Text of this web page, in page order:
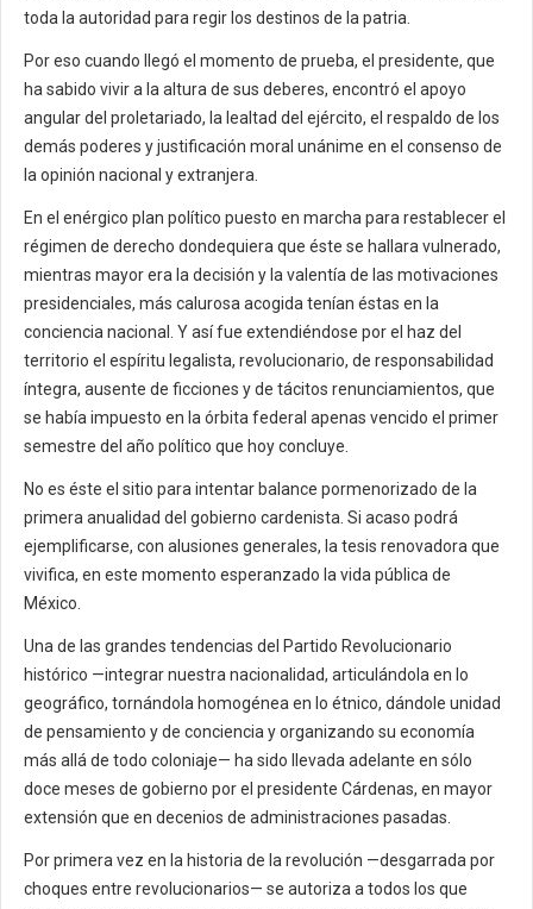
toda la autoridad para regir los destinos de la patria.
Por eso cuando llegó el momento de prueba, el presidente, que
ha sabido vivir a la altura de sus deberes, encontró el apoyo
angular del proletariado, la lealtad del ejército, el respaldo de los
demás poderes y justificación moral unánime en el consenso de
la opinión nacional y extranjera.
En el enérgico plan político puesto en marcha para restablecer el
régimen de derecho dondequiera que éste se hallara vulnerado,
mientras mayor era la decisión y la valentía de las motivaciones
presidenciales, más calurosa acogida tenían éstas en la
conciencia nacional. Y así fue extendiéndose por el haz del
territorio el espíritu legalista, revolucionario, de responsabilidad
íntegra, ausente de ficciones y de tácitos renunciamientos, que
se había impuesto en la órbita federal apenas vencido el primer
semestre del año político que hoy concluye.
No es éste el sitio para intentar balance pormenorizado de la
primera anualidad del gobierno cardenista. Si acaso podrá
ejemplificarse, con alusiones generales, la tesis renovadora que
vivifica, en este momento esperanzado la vida pública de
México.
Una de las grandes tendencias del Partido Revolucionario
histórico —integrar nuestra nacionalidad, articulándola en lo
geográfico, tornándola homogénea en lo étnico, dándole unidad
de pensamiento y de conciencia y organizando su economía
más allá de todo coloniaje— ha sido llevada adelante en sólo
doce meses de gobierno por el presidente Cárdenas, en mayor
extensión que en decenios de administraciones pasadas.
Por primera vez en la historia de la revolución —desgarrada por
choques entre revolucionarios— se autoriza a todos los que